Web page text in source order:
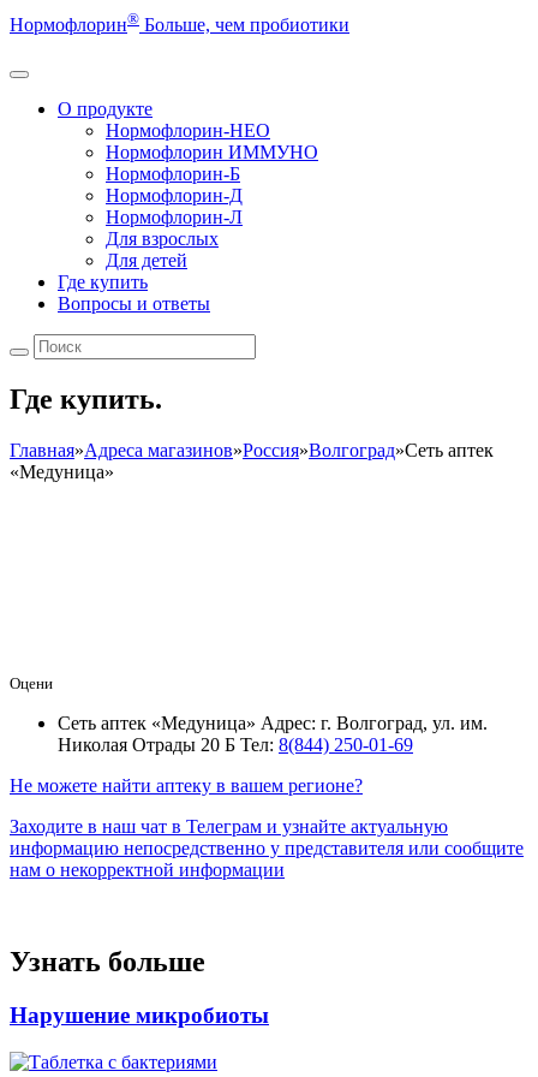
Нормофлорин® Больше, чем пробиотики
О продукте
Нормофлорин-НЕО
Нормофлорин ИММУНО
Нормофлорин-Б
Нормофлорин-Д
Нормофлорин-Л
Для взрослых
Для детей
Где купить
Вопросы и ответы
Где купить.
Главная»Адреса магазинов»Россия»Волгоград»Сеть аптек
«Медуница»
Оцени
Сеть аптек «Медуница» Адрес: г. Волгоград, ул. им.
Николая Отрады 20 Б Тел: 8(844) 250-01-69
Не можете найти аптеку в вашем регионе?
Заходите в наш чат в Телеграм и узнайте актуальную
информацию непосредственно у представителя или сообщите
нам о некорректной информации
Узнать больше
Нарушение микробиоты